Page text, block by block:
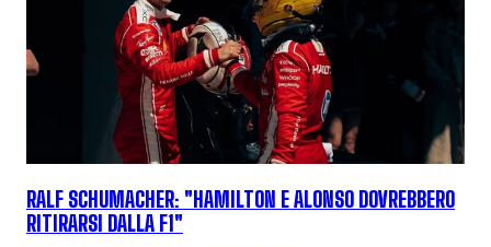
RALF SCHUMACHER: "HAMILTON E ALONSO DOVREBBERO
RITIRARSI DALLA F1"